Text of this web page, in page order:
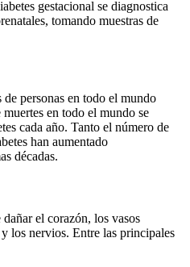
gestacional se diagnostica
tomando muestras de
personas en todo el mundo
en todo el mundo se
cada año. Tanto el número de
han aumentado
décadas.
el corazón, los vasos
los nervios. Entre las principales